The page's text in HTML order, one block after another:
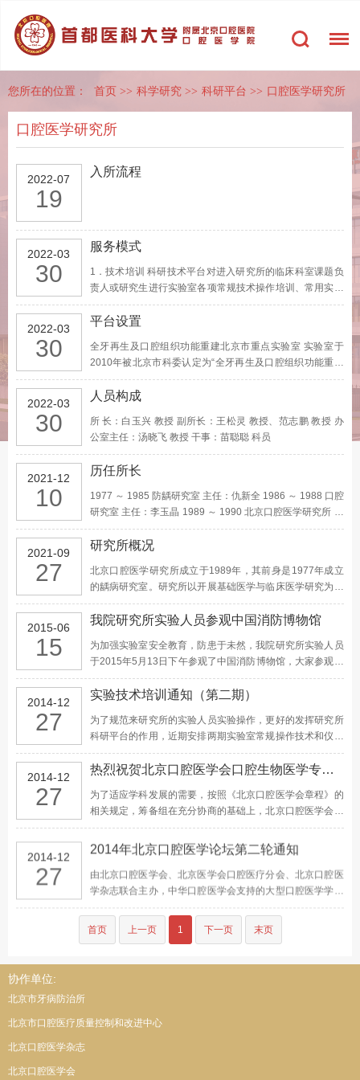
您所在的位置： 首页 >> 科学研究 >> 科研平台 >> 口腔医学研究所
口腔医学研究所
2022-07
19
入所流程
2022-03
30
服务模式
1．技术培训 科研技术平台对进入研究所的临床科室课题负
责人或研究生进行实验室各项常规技术操作培训、常用实验
设备使用及注意事项、实验室安全培训等。课题研究由临床
课题负责人和/或临床科室研究生独立完成。所有研究人员或
2022-03
30
平台设置
全牙再生及口腔组织功能重建北京市重点实验室 实验室于
2010年被北京市科委认定为“全牙再生及口腔组织功能重建
北京市重点实验室”，拥有牙发育及再生实验室、口腔颌面发
育研究实验室、分子信号与干细胞治疗实验室、组织再生与
2022-03
30
人员构成
所 长：白玉兴 教授 副所长：王松灵 教授、范志鹏 教授 办
公室主任：汤晓飞 教授 干事：苗聪聪 科员
2021-12
10
历任所长
1977 ～ 1985 防龋研究室 主任：仇新全 1986 ～ 1988 口腔
研究室 主任：李玉晶 1989 ～ 1990 北京口腔医学研究所 所
长：朱宣智 副所长：李玉晶 1991 ～ 1997 北京口腔医学研
究所 所长：朱宣智 副所长：李玉晶，杨圣辉，赵谌 1998 ～
2021-09
27
研究所概况
北京口腔医学研究所成立于1989年，其前身是1977年成立
的龋病研究室。研究所以开展基础医学与临床医学研究为宗
旨，以口腔常见病、多发病、疑难病为研究方向，谋求创新
与发展。 目前，研究所为口腔医学一级学科博士点及博士后
2015-06
15
我院研究所实验人员参观中国消防博物馆
为加强实验室安全教育，防患于未然，我院研究所实验人员
于2015年5月13日下午参观了中国消防博物馆，大家参观了
古代和近现代展厅陈列展出的反映中国消防历史发展进程的
遗存、文献资料、图片和视频影像，了解了涉及各历史时期
2014-12
27
实验技术培训通知（第二期）
为了规范来研究所的实验人员实验操作，更好的发挥研究所
科研平台的作用，近期安排两期实验室常规操作技术和仪器
设备使用规范方面的技术培训，面向准备进入实验室或已经
在实验室工作的学生和医生，第二期课程安排如下： 顺序
2014-12
27
热烈祝贺北京口腔医学会口腔生物医学专业委员会成立
为了适应学科发展的需要，按照《北京口腔医学会章程》的
相关规定，筹备组在充分协商的基础上，北京口腔医学会口
腔生物医学专业委员会经过筹备，经北京口腔医学会常务理
事会审批同意，于2014年12月14日在北京国家会议中心召
开北京口腔医学会口腔生物医学专业委员会成立大会暨
201…
2014-12
27
2014年北京口腔医学论坛第二轮通知
由北京口腔医学会、北京医学会口腔医疗分会、北京口腔医
学杂志联合主办，中华口腔医学会支持的大型口腔医学学术
在北京国家会议中心隆重举行。
http://www.bjdentist.com/NewsDesc.aspx?
首页 上一页 1 下一页 末页
协作单位:
北京市牙病防治所
北京市口腔医疗质量控制和改进中心
北京口腔医学杂志
北京口腔医学会